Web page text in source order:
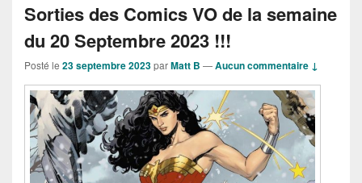
Sorties des Comics VO de la semaine
du 20 Septembre 2023 !!!
Posté le 23 septembre 2023parMatt B —Aucun commentaire ↓